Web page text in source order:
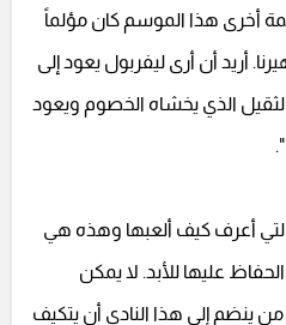
أخرى هذا الموسم كان مؤلماً
أريد أن أرى ليفربول يعود إلى
الذي يخشاه الخصوم ويعود
أعرف كيف ألعبها وهذه هي
عليها للأبد. لا يمكن
ينضم إلى هذا النادي أن يتكيف